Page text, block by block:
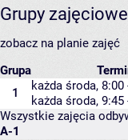
Grupy zajęciowe
zobacz na planie zajęć
Grupa
1
każda środa, 8:00
każda środa, 9:45
Wszystkie zajęcia
A-1